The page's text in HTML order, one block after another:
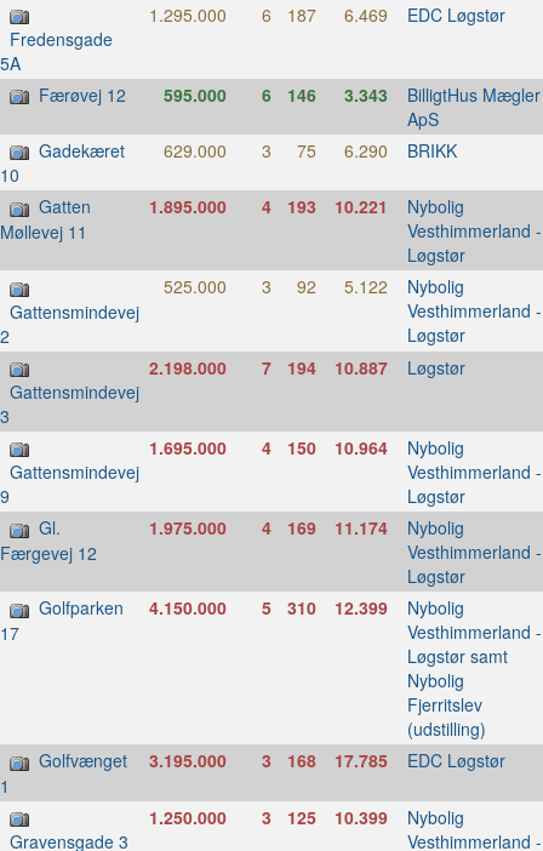
Fredensgade
5A
1.295.000 6 187 6.469 EDC Løgstør
Færøvej 12 595.000 6 146 3.343 BilligtHus Mægler
ApS
Gadekæret
10
629.000 3 75 6.290 BRIKK
Gatten
Møllevej 11
1.895.000 4 193 10.221 Nybolig
Vesthimmerland -
Løgstør
Gattensmindevej
2
525.000 3 92 5.122 Nybolig
Vesthimmerland -
Løgstør
Gattensmindevej
3
2.198.000 7 194 10.887 Løgstør
Gattensmindevej
9
1.695.000 4 150 10.964 Nybolig
Vesthimmerland -
Løgstør
Gl.
Færgevej 12
1.975.000 4 169 11.174 Nybolig
Vesthimmerland -
Løgstør
Golfparken
17
4.150.000 5 310 12.399 Nybolig
Vesthimmerland -
Løgstør samt
Nybolig
Fjerritslev
(udstilling)
Golfvænget
1
3.195.000 3 168 17.785 EDC Løgstør
Gravensgade 3
1.250.000 3 125 10.399 Nybolig
Vesthimmerland -